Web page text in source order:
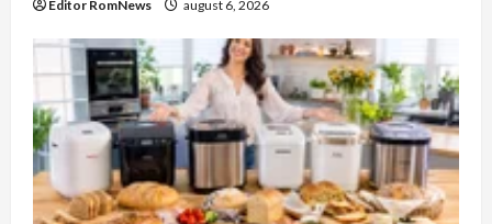
Editor RomNews august 6, 2026